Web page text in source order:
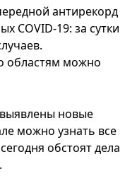
антирекорд
COVID-19: за сутки
областям можно
новые
можно узнать все
обстоят дела